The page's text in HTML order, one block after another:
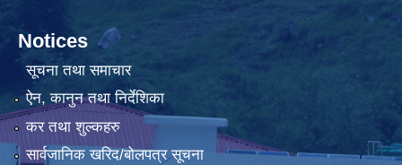
Notices
सूचना तथा समाचार
ऐन, कानुन तथा निर्देशिका
कर तथा शुल्कहरु
सार्वजानिक खरिद/बोलपत्र सूचना